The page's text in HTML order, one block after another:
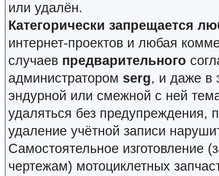
или удалён.
Категорически запрещается
интернет-проектов и любая
случаев предварительного
администратором serg, и даже в
эндурной или смежной с ней
удаляться без предупреждения,
удаление учётной записи
Самостоятельное изготовление
чертежам) мотоциклетных